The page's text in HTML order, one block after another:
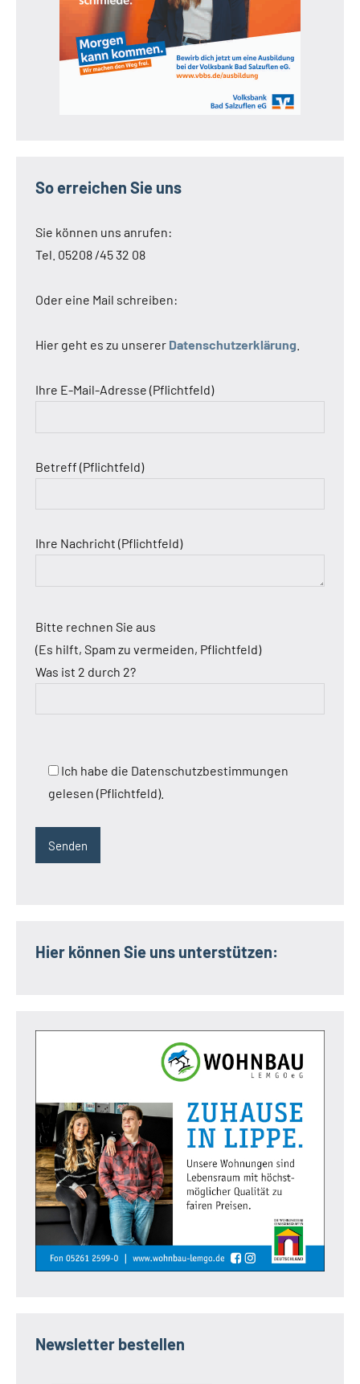
So erreichen Sie uns
Sie können uns anrufen:
Tel. 05208 /45 32 08
Oder eine Mail schreiben:
Hier geht es zu unserer Datenschutzerklärung
Ihre E-Mail-Adresse (Pflichtfeld)
Betreff (Pflichtfeld)
Ihre Nachricht (Pflichtfeld)
Bitte rechnen Sie aus
(Es hilft, Spam zu vermeiden, Pflichtfeld)
Was ist 2 durch 2?
Ich habe die Datenschutzbestimmungen
gelesen (Pflichtfeld).
Hier können Sie uns unterstützen:
Newsletter bestellen